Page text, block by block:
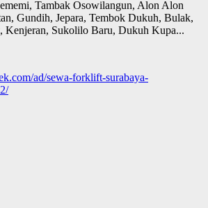
Tambak Osowilangun, Alon Alon
Gundih, Jepara, Tembok Dukuh, Bulak,
Kenjeran, Sukolilo Baru, Dukuh Kupa...
ad/sewa-forklift-surabaya-